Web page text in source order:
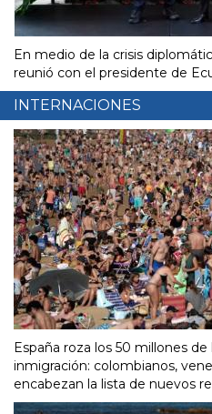
En medio de la crisis
reunió con el presidente de
INTERNACIONES
España roza los 50 millones
inmigración: colombianos,
encabezan la lista de nuevos